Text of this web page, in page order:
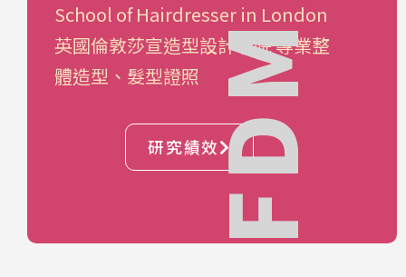
School of Hairdresser in London
英國倫敦莎宣造型設計學院 專業整
體造型、髮型證照
研究績效